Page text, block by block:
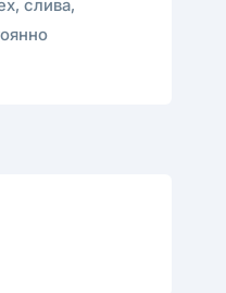
слива,